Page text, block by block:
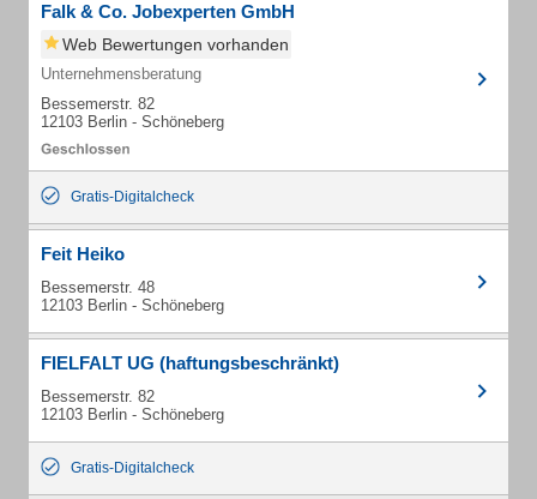
Falk & Co. Jobexperten GmbH
Web Bewertungen vorhanden
Unternehmensberatung
Bessemerstr. 82
12103 Berlin - Schöneberg
Gratis-Digitalcheck
Feit Heiko
Bessemerstr. 48
12103 Berlin - Schöneberg
FIELFALT UG (haftungsbeschränkt)
Bessemerstr. 82
12103 Berlin - Schöneberg
Gratis-Digitalcheck